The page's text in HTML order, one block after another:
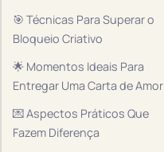
🎯 Técnicas Para Superar o
Bloqueio Criativo
🌟 Momentos Ideais Para
Entregar Uma Carta de Amor
💌 Aspectos Práticos Que
Fazem Diferença